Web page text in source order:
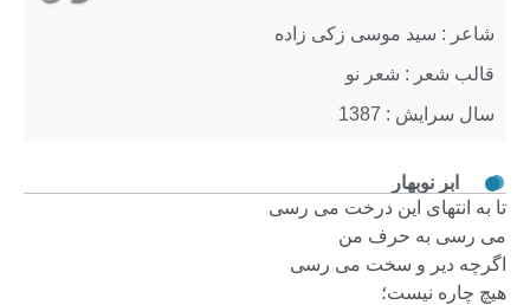
ابر نوبهار
تا به انتهای این درخت می رسی
می رسی به حرف من
اگرچه دیر و سخت می رسی
هیچ چاره نیست؛
شاعر : سید موسی زکی زاده
قالب شعر : شعر نو
سال سرایش : 1387